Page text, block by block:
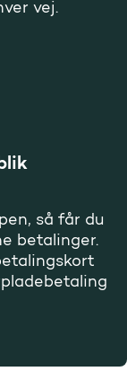
vej.
så får du
betalinger.